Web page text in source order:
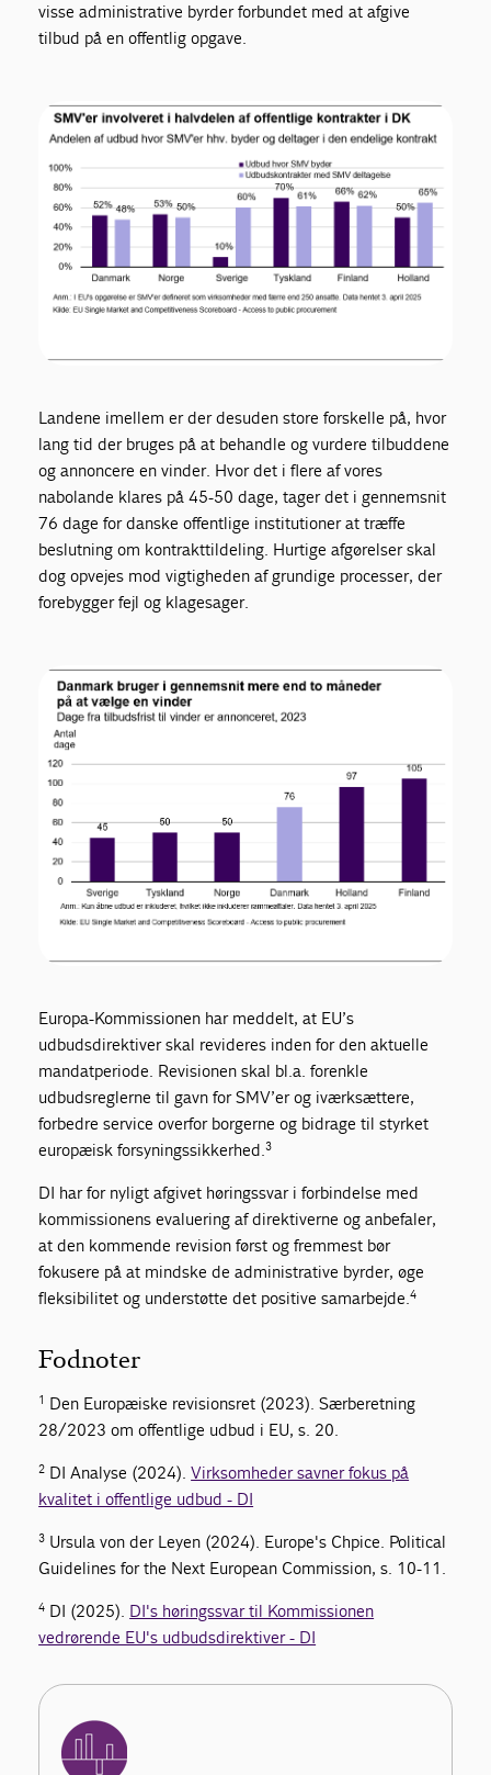
visse administrative byrder forbundet med at afgive
tilbud på en offentlig opgave.
Landene imellem er der desuden store forskelle på, hvor
lang tid der bruges på at behandle og vurdere tilbuddene
og annoncere en vinder. Hvor det i flere af vores
nabolande klares på 45-50 dage, tager det i gennemsnit
76 dage for danske offentlige institutioner at træffe
beslutning om kontrakttildeling. Hurtige afgørelser skal
dog opvejes mod vigtigheden af grundige processer, der
forebygger fejl og klagesager.
Europa-Kommissionen har meddelt, at EU’s
udbudsdirektiver skal revideres inden for den aktuelle
mandatperiode. Revisionen skal bl.a. forenkle
udbudsreglerne til gavn for SMV’er og iværksættere,
forbedre service overfor borgerne og bidrage til styrket
europæisk forsyningssikkerhed.3
DI har for nyligt afgivet høringssvar i forbindelse med
kommissionens evaluering af direktiverne og anbefaler,
at den kommende revision først og fremmest bør
fokusere på at mindske de administrative byrder, øge
fleksibilitet og understøtte det positive samarbejde.4
Fodnoter
1 Den Europæiske revisionsret (2023). Særberetning
28/2023 om offentlige udbud i EU, s. 20.
2 DI Analyse (2024).Virksomheder savner fokus på
kvalitet i offentlige udbud - DI
3 Ursula von der Leyen (2024). Europe's Chpice. Political
Guidelines for the Next European Commission, s. 10-11.
4 DI (2025). DI's høringssvar til Kommissionen
vedrørende EU's udbudsdirektiver - DI